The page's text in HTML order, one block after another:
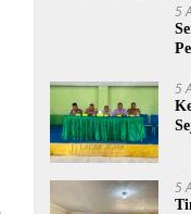
5
5
5